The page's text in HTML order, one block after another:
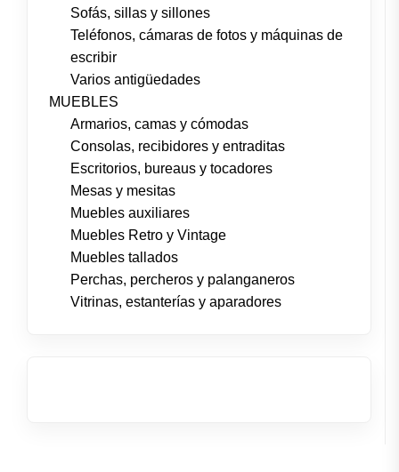
Sofás, sillas y sillones
Teléfonos, cámaras de fotos y máquinas de
escribir
Varios antigüedades
MUEBLES
Armarios, camas y cómodas
Consolas, recibidores y entraditas
Escritorios, bureaus y tocadores
Mesas y mesitas
Muebles auxiliares
Muebles Retro y Vintage
Muebles tallados
Perchas, percheros y palanganeros
Vitrinas, estanterías y aparadores